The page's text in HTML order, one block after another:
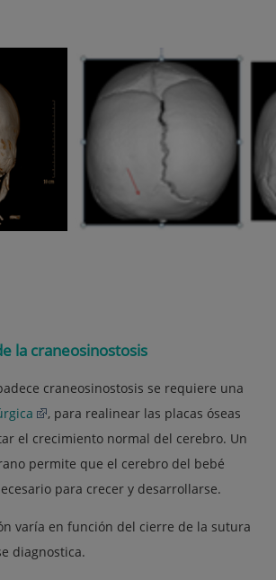
la craneosinostosis
craneosinostosis se requiere una
, para realinear las placas óseas
el crecimiento normal del cerebro. Un
permite que el cerebro del bebé
para crecer y desarrollarse.
varía en función del cierre de la sutura
diagnostica.